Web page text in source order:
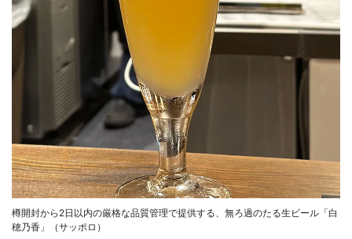
樽開封から2日以内の厳格な品質管理で提供する、無ろ過のたる生ビール「白
穂乃香」（サッポロ）